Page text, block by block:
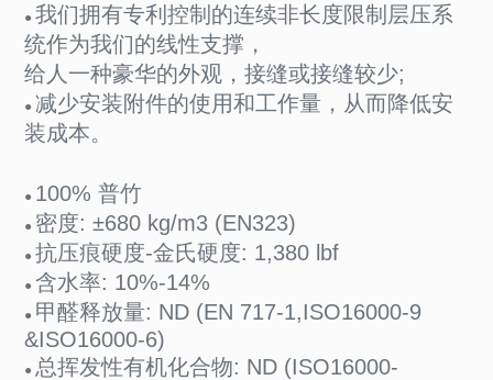
●我们拥有专利控制的连续非长度限制层压系
统作为我们的线性支撑，
给人一种豪华的外观，接缝或接缝较少;
● 减少安装附件的使用和工作量，从而降低安
装成本。
● 100% 普竹
● 密度: ±680 kg/m3 (EN323)
●抗压痕硬度-金氏硬度: 1,380 lbf
● 含水率: 10%-14%
● 甲醛释放量: ND (EN 717-1,ISO16000-9
&ISO16000-6)
● 总挥发性有机化合物: ND (ISO16000-